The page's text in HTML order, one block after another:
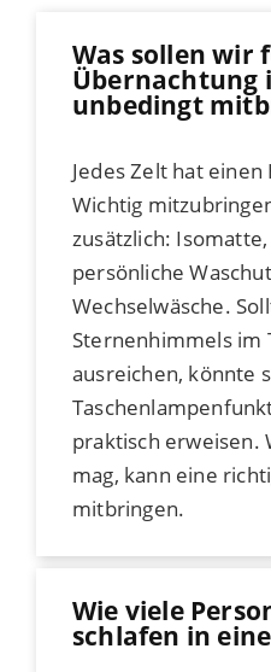
Was sollen wir
Übernachtung
unbedingt
Jedes Zelt hat
Wichtig
zusätzlich: Isomatte,
persönliche
Wechselwäsche.
Sternenhimmels im
ausreichen, könnte
praktisch erweisen.
mag, kann eine
mitbringen.
Wie viele
schlafen in